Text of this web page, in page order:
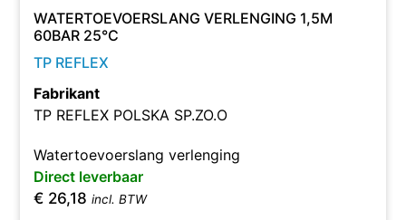
WATERTOEVOERSLANG VERLENGING 1,5M
60BAR 25°C
TP REFLEX
Fabrikant
TP REFLEX POLSKA SP.ZO.O
Watertoevoerslang verlenging
Direct leverbaar
€ 26,18 incl. BTW